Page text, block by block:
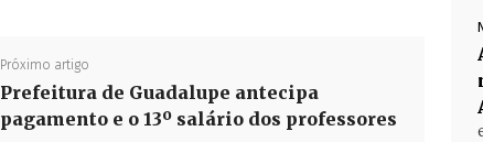
Próximo artigo
Prefeitura de Guadalupe antecipa
pagamento e o 13º salário dos professores